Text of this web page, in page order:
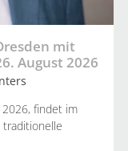
mit
August 2026
findet im
traditionelle